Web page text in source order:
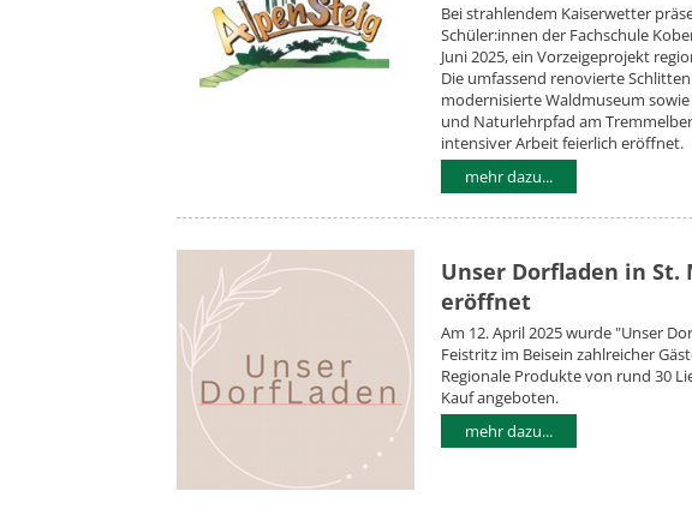
Bei strahlendem Kaiserwetter
Schüler:innen der Fachschule
Juni 2025, ein Vorzeigeprojekt
Die umfassend renovierte
modernisierte Waldmuseum
und Naturlehrpfad am
intensiver Arbeit feierlich eröffnet.
mehr dazu...
Unser Dorfladen in
eröffnet
Am 12. April 2025 wurde "Unser
Feistritz im Beisein zahlreicher
Regionale Produkte von rund 30
Kauf angeboten.
mehr dazu...